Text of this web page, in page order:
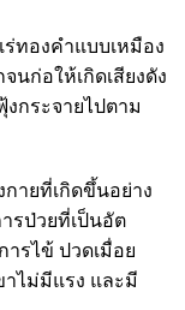
ร่ทองคำแบบเหมือง
นก่อให้เกิดเสียงดัง
กระจายไปตาม
ายที่เกิดขึ้นอย่าง
รป่วยที่เป็นอัต
รไข้ ปวดเมื่อย
ไม่มีแรง และมี